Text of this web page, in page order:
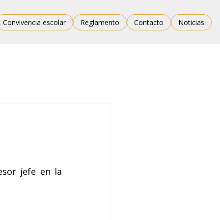
Convivencia escolar Reglamento Contacto Noticias
jefe en la